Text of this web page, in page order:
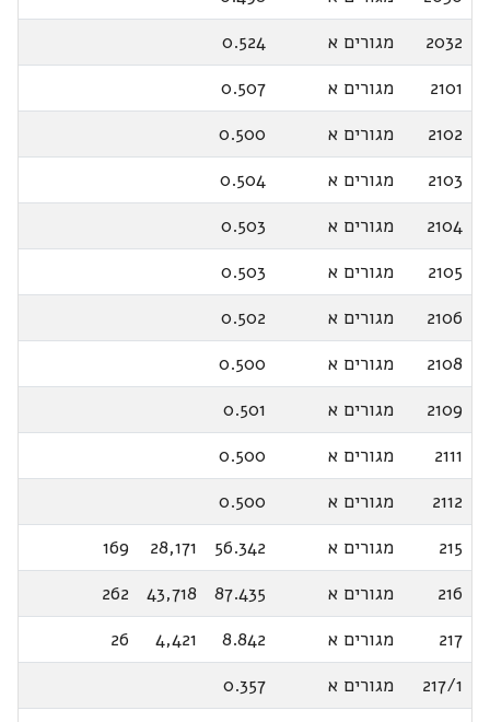
2032
מגורים א
0.524
2101
מגורים א
0.507
2102
מגורים א
0.500
2103
מגורים א
0.504
2104
מגורים א
0.503
2105
מגורים א
0.503
2106
מגורים א
0.502
2108
מגורים א
0.500
2109
מגורים א
0.501
2111
מגורים א
0.500
2112
מגורים א
0.500
215
מגורים א 56.342
28,171
169
216
מגורים א 87.435
43,718
262
217
מגורים א 8.842
4,421
26
217/1
מגורים א
0.357